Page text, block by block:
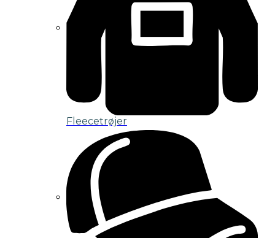
Fleecetrøjer